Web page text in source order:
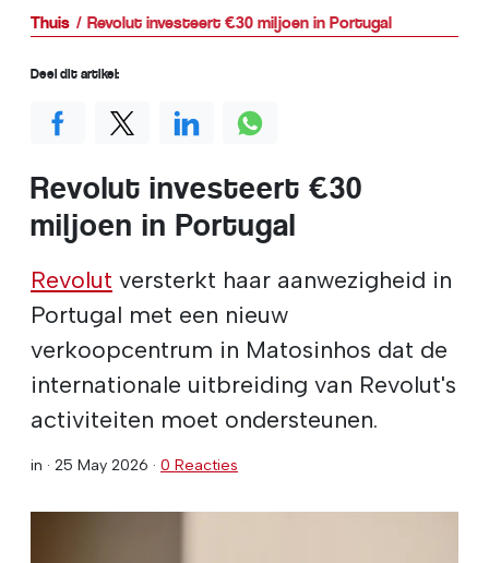
Thuis Revolut investeert €30 miljoen in Portugal
Revolut investeert €30
miljoen in Portugal
Revolut versterkt haar aanwezigheid in
Portugal met een nieuw
verkoopcentrum in Matosinhos dat de
internationale uitbreiding van Revolut's
activiteiten moet ondersteunen.
in · 25 May 2026 · 0 Reacties
Deel dit artikel: